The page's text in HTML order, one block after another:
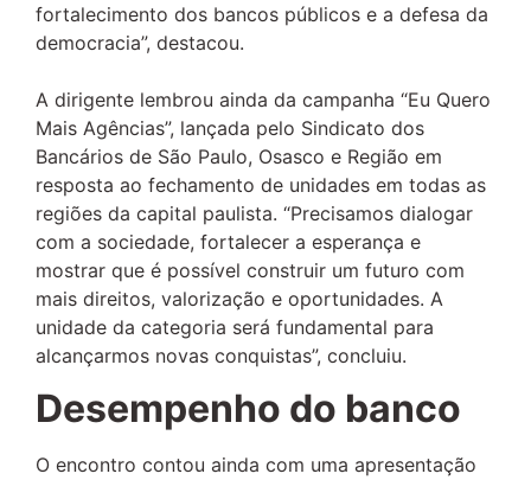
fortalecimento dos bancos públicos e a defesa da
democracia”, destacou.
A dirigente lembrou ainda da campanha “Eu Quero
Mais Agências”, lançada pelo Sindicato dos
Bancários de São Paulo, Osasco e Região em
resposta ao fechamento de unidades em todas as
regiões da capital paulista. “Precisamos dialogar
com a sociedade, fortalecer a esperança e
mostrar que é possível construir um futuro com
mais direitos, valorização e oportunidades. A
unidade da categoria será fundamental para
alcançarmos novas conquistas”, concluiu.
Desempenho do banco
O encontro contou ainda com uma apresentação